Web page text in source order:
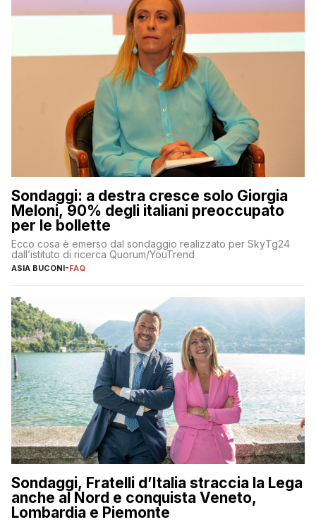
Sondaggi: a destra cresce solo Giorgia
Meloni, 90% degli italiani preoccupato
per le bollette
Ecco cosa è emerso dal sondaggio realizzato per SkyTg24
dall’istituto di ricerca Quorum/YouTrend
ASIA BUCONI-FAQ
Sondaggi, Fratelli d’Italia straccia la Lega
anche al Nord e conquista Veneto,
Lombardia e Piemonte